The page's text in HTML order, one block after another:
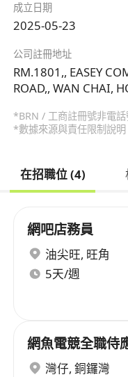
成立日期
2025-05-23
公司註冊地址
RM.1801,, EASEY
ROAD,, WAN CHAI,
*BRN / 工商註冊號非電
*數據來源與責任限制說明
在招職位 (4)
網吧店務員
油尖旺, 旺角
5天/週
網魚電競全職侍
灣仔, 銅鑼灣